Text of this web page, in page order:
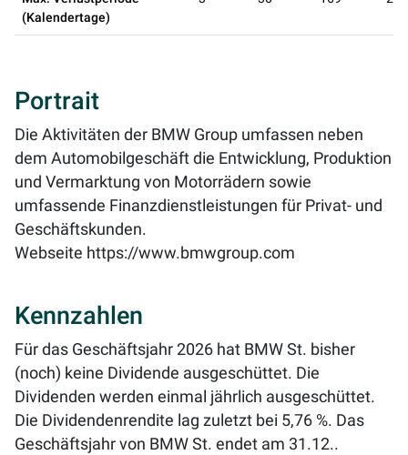
(Kalendertage)
Portrait
Die Aktivitäten der BMW Group umfassen neben
dem Automobilgeschäft die Entwicklung, Produktion
und Vermarktung von Motorrädern sowie
umfassende Finanzdienstleistungen für Privat- und
Geschäftskunden.
Webseite https://www.bmwgroup.com
Kennzahlen
Für das Geschäftsjahr 2026 hat BMW St. bisher
(noch) keine Dividende ausgeschüttet. Die
Dividenden werden einmal jährlich ausgeschüttet.
Die Dividendenrendite lag zuletzt bei 5,76 %. Das
Geschäftsjahr von BMW St. endet am 31.12..